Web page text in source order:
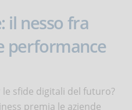
il nesso fra
performance
sfide digitali del futuro?
premia le aziende